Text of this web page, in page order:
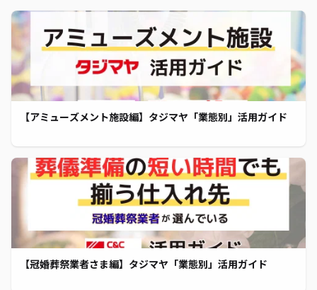
【アミューズメント施設編】タジマヤ「業態別」活用ガイド
【冠婚葬祭業者さま編】タジマヤ「業態別」活用ガイド